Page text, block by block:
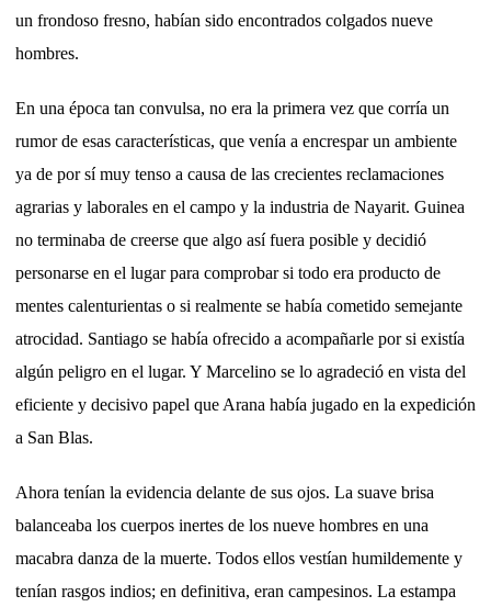
un frondoso fresno, habían sido encontrados colgados nueve
hombres.
En una época tan convulsa, no era la primera vez que corría un
rumor de esas características, que venía a encrespar un ambiente
ya de por sí muy tenso a causa de las crecientes reclamaciones
agrarias y laborales en el campo y la industria de Nayarit. Guinea
no terminaba de creerse que algo así fuera posible y decidió
personarse en el lugar para comprobar si todo era producto de
mentes calenturientas o si realmente se había cometido semejante
atrocidad. Santiago se había ofrecido a acompañarle por si existía
algún peligro en el lugar. Y Marcelino se lo agradeció en vista del
eficiente y decisivo papel que Arana había jugado en la expedición
a San Blas.
Ahora tenían la evidencia delante de sus ojos. La suave brisa
balanceaba los cuerpos inertes de los nueve hombres en una
macabra danza de la muerte. Todos ellos vestían humildemente y
tenían rasgos indios; en definitiva, eran campesinos. La estampa